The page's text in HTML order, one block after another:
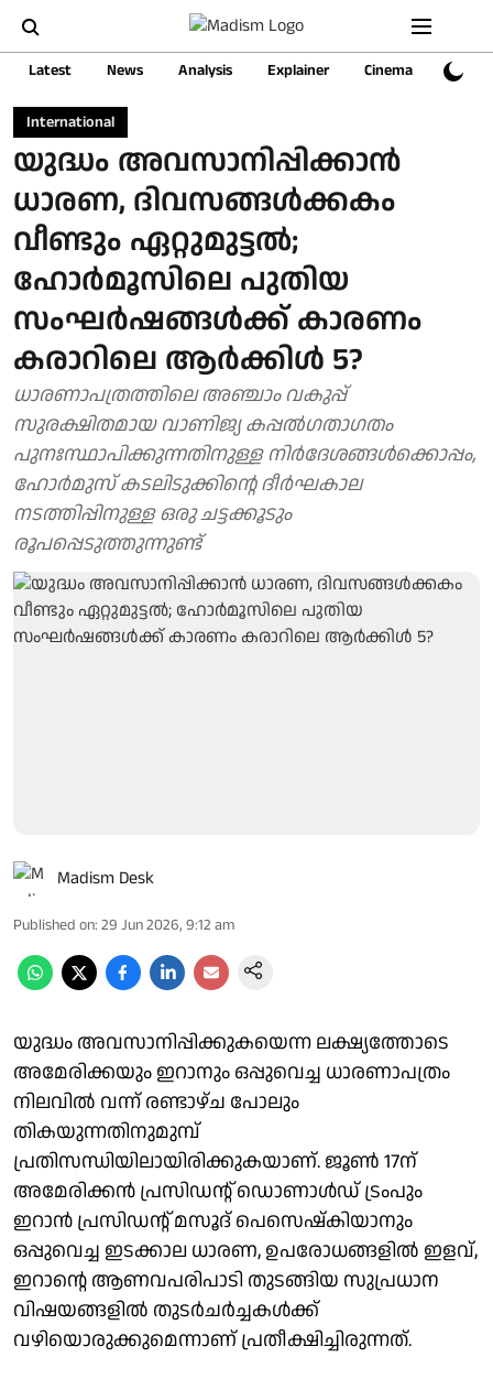
Latest News Analysis Explainer Cinema Sports
International
യുദ്ധം അവസാനിപ്പിക്കാൻ
ധാരണ, ദിവസങ്ങൾക്കകം
വീണ്ടും ഏറ്റുമുട്ടൽ;
ഹോർമൂസിലെ പുതിയ
സംഘർഷങ്ങൾക്ക് കാരണം
കരാറിലെ ആർക്കിൾ 5?
ധാരണാപത്രത്തിലെ അഞ്ചാം വകുപ്പ്
സുരക്ഷിതമായ വാണിജ്യ കപ്പൽഗതാഗതം
പുനഃസ്ഥാപിക്കുന്നതിനുള്ള നിർദേശങ്ങൾക്കൊപ്പം,
ഹോർമുസ് കടലിടുക്കിന്റെ ദീർഘകാല
നടത്തിപ്പിനുള്ള ഒരു ചട്ടക്കൂടും
രൂപപ്പെടുത്തുന്നുണ്ട്
Madism Desk
Published on: 29 Jun 2026, 9:12 am
യുദ്ധം അവസാനിപ്പിക്കുകയെന്ന ലക്ഷ്യത്തോടെ
അമേരിക്കയും ഇറാനും ഒപ്പുവെച്ച ധാരണാപത്രം
നിലവിൽ വന്ന് രണ്ടാഴ്ച പോലും
തികയുന്നതിനുമുമ്പ്
പ്രതിസന്ധിയിലായിരിക്കുകയാണ്. ജൂൺ 17ന്
അമേരിക്കൻ പ്രസിഡന്റ് ഡൊണാൾഡ് ട്രംപും
ഇറാൻ പ്രസിഡന്റ് മസൂദ് പെസെഷ്കിയാനും
ഒപ്പുവെച്ച ഇടക്കാല ധാരണ, ഉപരോധങ്ങളിൽ ഇളവ്,
ഇറാന്റെ ആണവപരിപാടി തുടങ്ങിയ സുപ്രധാന
വിഷയങ്ങളിൽ തുടർചർച്ചകൾക്ക്
വഴിയൊരുക്കുമെന്നാണ് പ്രതീക്ഷിച്ചിരുന്നത്.